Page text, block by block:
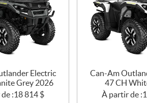
Electric
Grey 2026
:18 814 $
Can-Am
47 CH
À partir de :